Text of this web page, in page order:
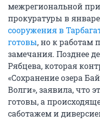
межрегиональной
прокуратуры в
сооружения в
готовы, но к работам
замечания. Позднее
Рябцева, которая
«Сохранение озера
Волги», заявила, что
готовы, а
саботажем и